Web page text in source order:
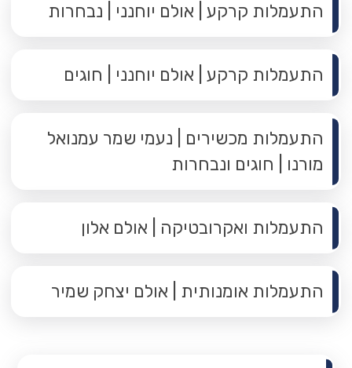
התעמלות קרקע | אולם יוחנני | נבחרות
התעמלות קרקע | אולם יוחנני | חוגים
התעמלות מכשירים | נעמי שמר עמנואל
מורנו | חוגים ונבחרות
התעמלות ואקרובטיקה | אולם אלון
התעמלות אומנותית | אולם יצחק שמיר
תפריט משנה